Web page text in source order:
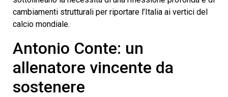
cambiamenti strutturali per riportare l’Italia ai vertici del
calcio mondiale.
Antonio Conte: un
allenatore vincente da
sostenere